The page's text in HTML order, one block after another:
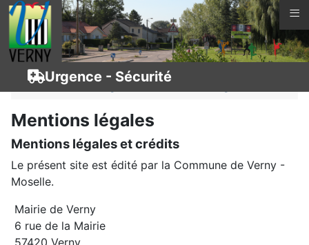
Vous êtes ici : Page d'accueil
Services
Urgence - Sécurité
Mentions légales
Mentions légales et crédits
Le présent site est édité par la Commune de Verny -
Moselle.
Mairie de Verny
6 rue de la Mairie
57420 Verny
Urgence - Sécurité
≡